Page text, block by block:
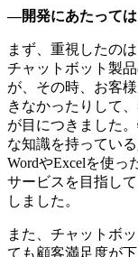
—開発にあたっては
まず、重視したの
チャットボット製
が、その時、お客
きなかったりして
が目につきました
な知識を持ってい
WordやExcelを使っ
サービスを目指し
しました。
また、チャットボ
ても顧客満足度が